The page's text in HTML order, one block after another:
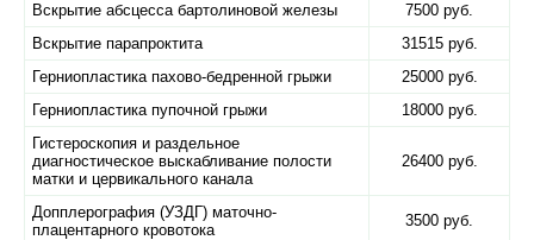
Вскрытие абсцесса бартолиновой железы
7500 руб.
Вскрытие парапроктита
31515 руб.
Герниопластика пахово-бедренной грыжи
25000 руб.
Герниопластика пупочной грыжи
18000 руб.
Гистероскопия и раздельное
диагностическое выскабливание полости
матки и цервикального канала
26400 руб.
Допплерография (УЗДГ) маточно-
плацентарного кровотока
3500 руб.